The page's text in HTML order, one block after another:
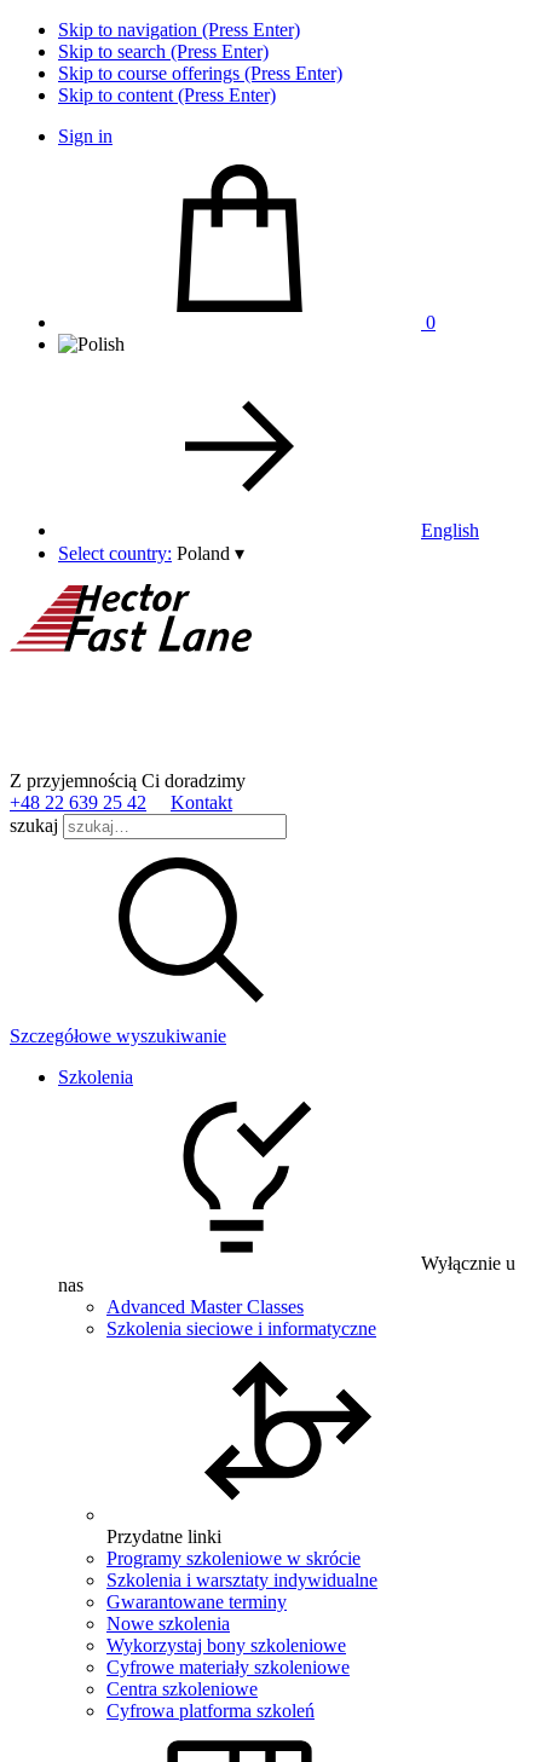
Skip to navigation (Press Enter)
Skip to search (Press Enter)
Skip to course offerings (Press Enter)
Skip to content (Press Enter)
Sign in
0
English
Select country: Poland ▾
Z przyjemnością Ci doradzimy
+48 22 639 25 42
Kontakt
szukaj
Szczegółowe wyszukiwanie
Szkolenia
Wyłącznie u
nas
Advanced Master Classes
Szkolenia sieciowe i informatyczne
Przydatne linki
Programy szkoleniowe w skrócie
Szkolenia i warsztaty indywidualne
Gwarantowane terminy
Nowe szkolenia
Wykorzystaj bony szkoleniowe
Cyfrowe materiały szkoleniowe
Centra szkoleniowe
Cyfrowa platforma szkoleń